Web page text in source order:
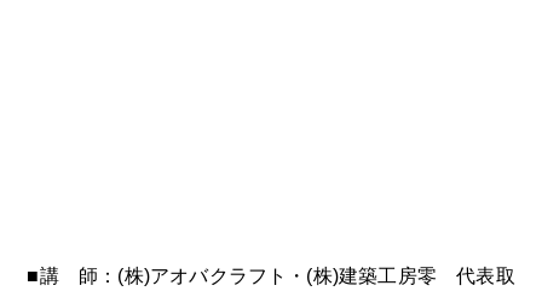
■講 師：(株)アオバクラフト・(株)建築工房零 代表取